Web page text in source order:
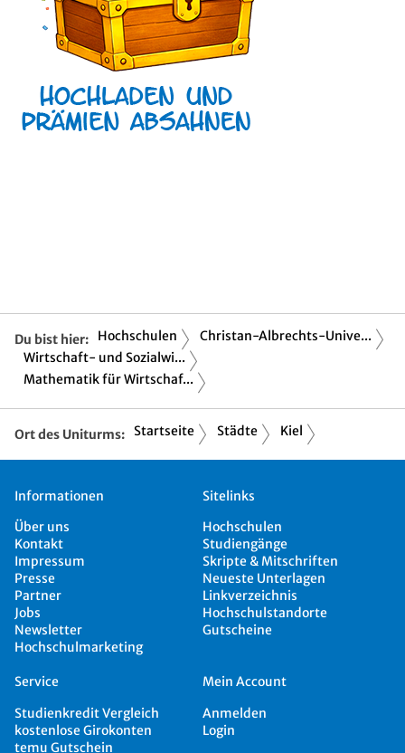
Du bist hier: Hochschulen
Christan-Albrechts-Unive...
Wirtschaft- und Sozialwi...
Mathematik für Wirtschaf...
Ort des Uniturms: Startseite Städte Kiel
Informationen
Über uns
Kontakt
Impressum
Presse
Partner
Jobs
Newsletter
Hochschulmarketing
Sitelinks
Hochschulen
Studiengänge
Skripte & Mitschriften
Neueste Unterlagen
Linkverzeichnis
Hochschulstandorte
Gutscheine
Service
Studienkredit Vergleich
kostenlose Girokonten
temu Gutschein
Mein Account
Anmelden
Login